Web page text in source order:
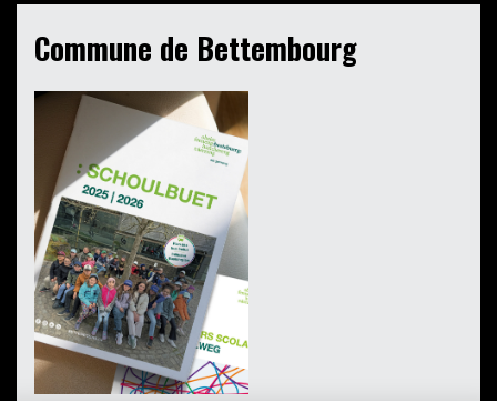
Commune de Bettembourg